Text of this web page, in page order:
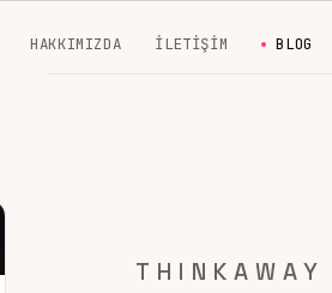
HAKKIMIZDA İLETIŞIM BLOG
THINKAWAY